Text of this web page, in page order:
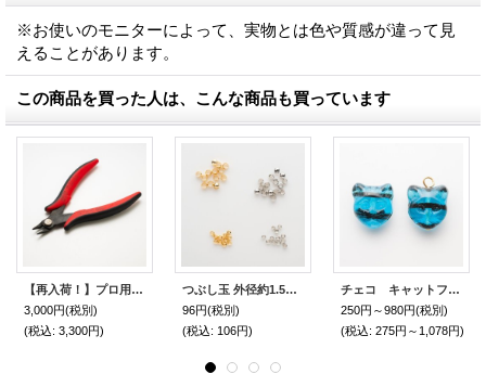
※お使いのモニターによって、実物とは色や質感が違って見
えることがあります。
この商品を買った人は、こんな商品も買っています
【再入荷！】プロ用 イタリアン・フラッシュカッター
3,000円(税別)
(税込: 3,300円)
つぶし玉 外径約1.5mm/2mm 0.5g入 【高品質パーツ】
96円(税別)
(税込: 106円)
チェコ キャットフェイス 13mm ティール
250円～980円(税別)
(税込: 275円～1,078円)